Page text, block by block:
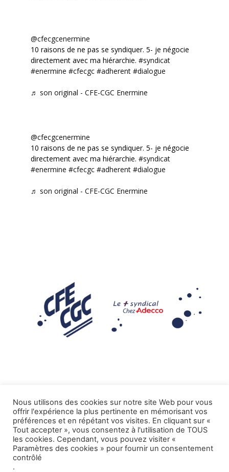
@cfecgcenermine
10 raisons de ne pas se syndiquer. 5- je négocie
directement avec ma hiérarchie. #syndicat
#enermine #cfecgc #adherent #dialogue
♬ son original - CFE-CGC Enermine
@cfecgcenermine
10 raisons de ne pas se syndiquer. 5- je négocie
directement avec ma hiérarchie. #syndicat
#enermine #cfecgc #adherent #dialogue
♬ son original - CFE-CGC Enermine
Mentions légales
Tous droits réservés CFE-CGC ADECCO.
Nous utilisons des cookies sur notre site Web pour vous
offrir l'expérience la plus pertinente en mémorisant vos
préférences et en répétant vos visites. En cliquant sur «
Tout accepter », vous consentez à l'utilisation de TOUS
les cookies. Cependant, vous pouvez visiter «
Paramètres des cookies » pour fournir un consentement
contrôlé
.